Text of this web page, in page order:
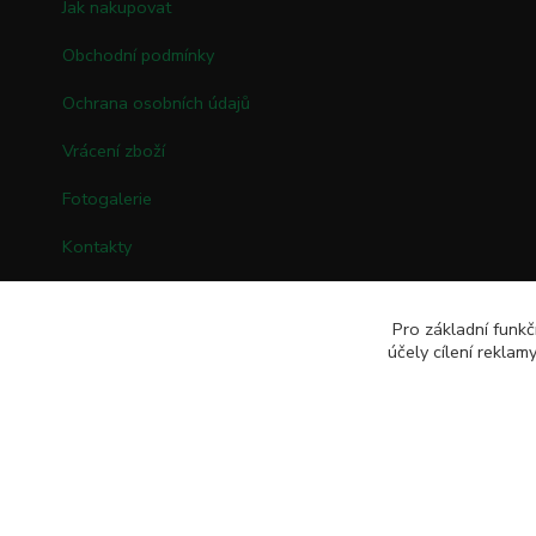
Jak nakupovat
Obchodní podmínky
Ochrana osobních údajů
Vrácení zboží
Fotogalerie
Kontakty
Pro základní
účely cílení